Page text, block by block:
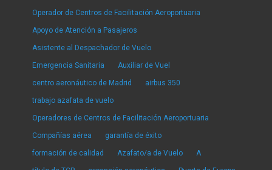
Operador de Centros de Facilitación Aeroportuaria
Apoyo de Atención a Pasajeros
Asistente al Despachador de Vuelo
Emergencia Sanitaria Auxiliar de Vuel
centro aeronáutico de Madrid airbus 350
trabajo azafata de vuelo
Operadores de Centros de Facilitación Aeroportuaria
Compañías aérea garantía de éxito
formación de calidad Azafato/a de Vuelo A